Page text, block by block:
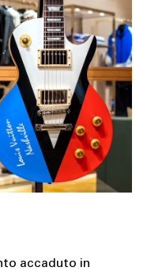
accaduto in